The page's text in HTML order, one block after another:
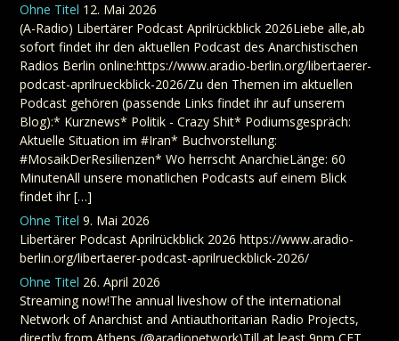
Ohne Titel 12. Mai 2026
(A-Radio) Libertärer Podcast Aprilrückblick 2026Liebe alle,ab
sofort findet ihr den aktuellen Podcast des Anarchistischen
Radios Berlin online:https://www.aradio-berlin.org/libertaerer-
podcast-aprilrueckblick-2026/Zu den Themen im aktuellen
Podcast gehören (passende Links findet ihr auf unserem
Blog):* Kurznews* Politik - Crazy Shit* Podiumsgespräch:
Aktuelle Situation im #Iran* Buchvorstellung:
#MosaikDerResilienzen* Wo herrscht AnarchieLänge: 60
MinutenAll unsere monatlichen Podcasts auf einem Blick
findet ihr […]
Ohne Titel 9. Mai 2026
Libertärer Podcast Aprilrückblick 2026 https://www.aradio-
berlin.org/libertaerer-podcast-aprilrueckblick-2026/
Ohne Titel 26. April 2026
Streaming now!The annual liveshow of the international
Network of Anarchist and Antiauthoritarian Radio Projects,